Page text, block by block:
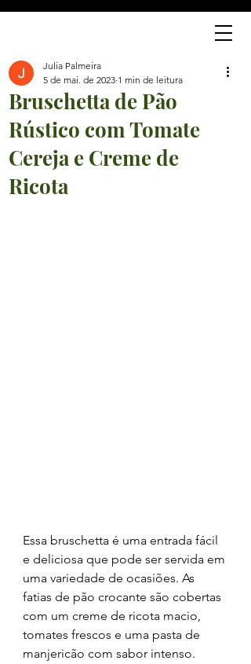
J
Bruschetta de Pão
Rústico com Tomate
Cereja e Creme de
Ricota
Julia Palmeira
5 de mai. de 2023 1 min de leitura
Essa bruschetta é uma entrada fácil
e deliciosa que pode ser servida em
uma variedade de ocasiões. As
fatias de pão crocante são cobertas
com um creme de ricota macio,
tomates frescos e uma pasta de
manjericão com sabor intenso.